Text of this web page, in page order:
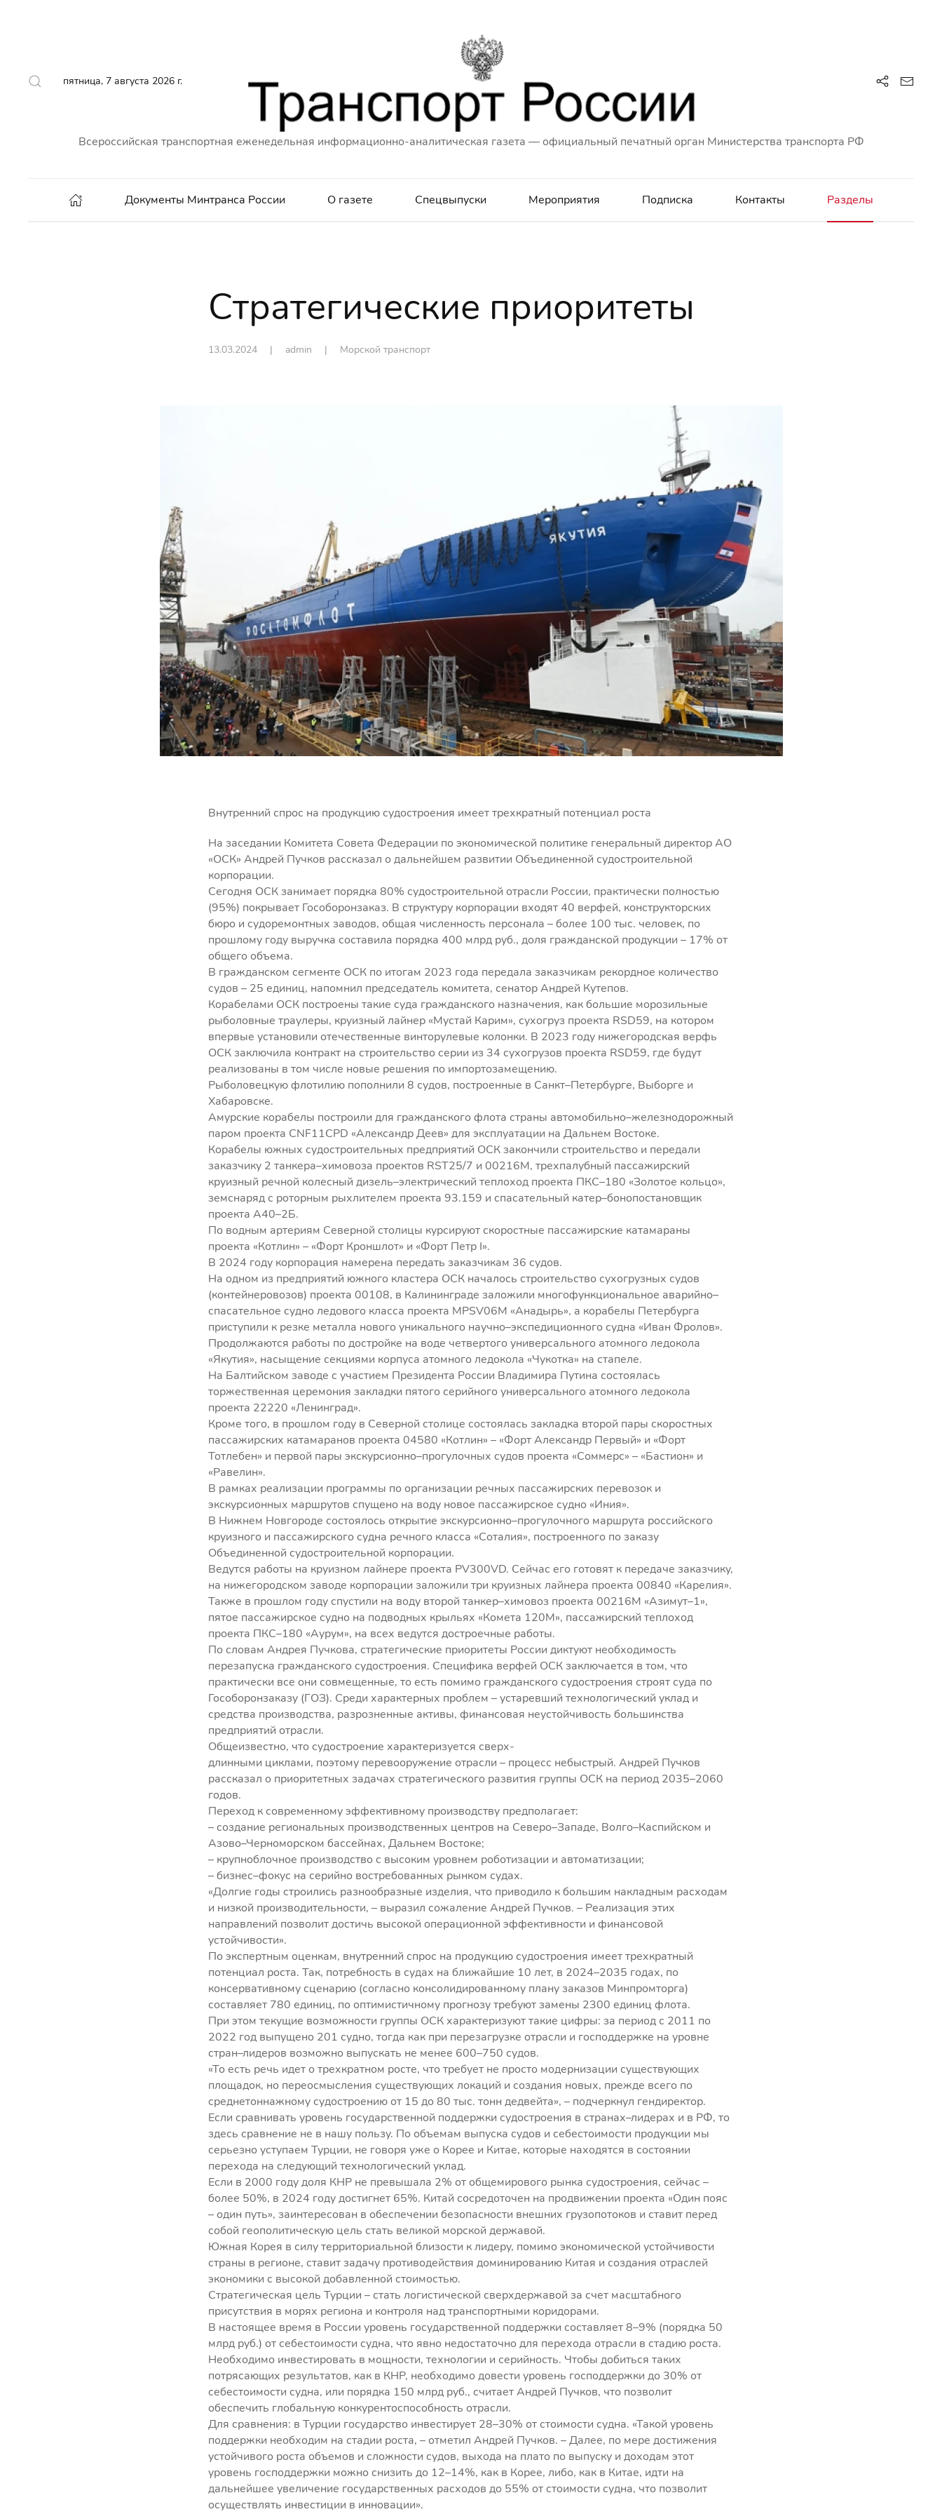
пятница, 7 августа 2026 г.
Всероссийская транспортная еженедельная информационно-аналитическая газета — официальный печатный орган Министерства транспорта РФ
Документы Минтранса России О газете Спецвыпуски Мероприятия Подписка Контакты Разделы
Стратегические приоритеты
13.03.2024 | admin | Морской транспорт
Внутренний спрос на продукцию судостроения имеет трехкратный потенциал роста
На заседании Комитета Совета Федерации по экономической политике генеральный директор АО
«ОСК» Андрей Пучков рассказал о дальнейшем развитии Объединенной судостроительной
корпорации.
Сегодня ОСК занимает порядка 80% судостроительной отрасли России, практически полностью
(95%) покрывает Гособоронзаказ. В структуру корпорации входят 40 верфей, конструкторских
бюро и судоремонтных заводов, общая численность персонала – более 100 тыс. человек, по
прошлому году выручка составила порядка 400 млрд руб., доля гражданской продукции – 17% от
общего объема.
В гражданском сегменте ОСК по итогам 2023 года передала заказчикам рекордное количество
судов – 25 единиц, напомнил председатель комитета, сенатор Андрей Кутепов.
Корабелами ОСК построены такие суда гражданского назначения, как большие морозильные
рыболовные траулеры, круизный лайнер «Мустай Карим», сухогруз проекта RSD59, на котором
впервые установили отечественные винторулевые колонки. В 2023 году нижегородская верфь
ОСК заключила контракт на строительство серии из 34 сухогрузов проекта RSD59, где будут
реализованы в том числе новые решения по импортозамещению.
Рыболовецкую флотилию пополнили 8 судов, построенные в Санкт–Петербурге, Выборге и
Хабаровске.
Амурские корабелы построили для гражданского флота страны автомобильно–железнодорожный
паром проекта CNF11CPD «Александр Деев» для эксплуатации на Дальнем Востоке.
Корабелы южных судостроительных предприятий ОСК закончили строительство и передали
заказчику 2 танкера–химовоза проектов RST25/7 и 00216М, трехпалубный пассажирский
круизный речной колесный дизель–электрический теплоход проекта ПКС–180 «Золотое кольцо»,
земснаряд с роторным рыхлителем проекта 93.159 и спасательный катер–бонопостановщик
проекта А40–2Б.
По водным артериям Северной столицы курсируют скоростные пассажирские катамараны
проекта «Котлин» – «Форт Кроншлот» и «Форт Петр I».
В 2024 году корпорация намерена передать заказчикам 36 судов.
На одном из предприятий южного кластера ОСК началось строительство сухогрузных судов
(контейнеровозов) проекта 00108, в Калининграде заложили многофункциональное аварийно–
спасательное судно ледового класса проекта MPSV06М «Анадырь», а корабелы Петербурга
приступили к резке металла нового уникального научно–экспедиционного судна «Иван Фролов».
Продолжаются работы по достройке на воде четвертого универсального атомного ледокола
«Якутия», насыщение секциями корпуса атомного ледокола «Чукотка» на стапеле.
На Балтийском заводе с участием Президента России Владимира Путина состоялась
торжественная церемония закладки пятого серийного универсального атомного ледокола
проекта 22220 «Ленинград».
Кроме того, в прошлом году в Северной столице состоялась закладка второй пары скоростных
пассажирских катамаранов проекта 04580 «Котлин» – «Форт Александр Первый» и «Форт
Тотлебен» и первой пары экскурсионно–прогулочных судов проекта «Соммерс» – «Бастион» и
«Равелин».
В рамках реализации программы по организации речных пассажирских перевозок и
экскурсионных маршрутов спущено на воду новое пассажирское судно «Иния».
В Нижнем Новгороде состоялось открытие экскурсионно–прогулочного маршрута российского
круизного и пассажирского судна речного класса «Соталия», построенного по заказу
Объединенной судостроительной корпорации.
Ведутся работы на круизном лайнере проекта PV300VD. Сейчас его готовят к передаче заказчику,
на нижегородском заводе корпорации заложили три круизных лайнера проекта 00840 «Карелия».
Также в прошлом году спустили на воду второй танкер–химовоз проекта 00216М «Азимут–1»,
пятое пассажирское судно на подводных крыльях «Комета 120М», пассажирский теплоход
проекта ПКС–180 «Аурум», на всех ведутся достроечные работы.
По словам Андрея Пучкова, стратегические приоритеты России диктуют необходимость
перезапуска гражданского судостроения. Специфика верфей ОСК заключается в том, что
практически все они совмещенные, то есть помимо гражданского судостроения строят суда по
Гособоронзаказу (ГОЗ). Среди характерных проблем – устаревший технологический уклад и
средства производства, разрозненные активы, финансовая неустойчивость большинства
предприятий отрасли.
Общеизвестно, что судостроение характеризуется сверх-
длинными циклами, поэтому перевооружение отрасли – процесс небыстрый. Андрей Пучков
рассказал о приоритетных задачах стратегического развития группы ОСК на период 2035–2060
годов.
Переход к современному эффективному производству предполагает:
– создание региональных производственных центров на Северо–Западе, Волго–Каспийском и
Азово–Черноморском бассейнах, Дальнем Востоке;
– крупноблочное производство с высоким уровнем роботизации и автоматизации;
– бизнес–фокус на серийно востребованных рынком судах.
«Долгие годы строились разнообразные изделия, что приводило к большим накладным расходам
и низкой производительности, – выразил сожаление Андрей Пучков. – Реализация этих
направлений позволит достичь высокой операционной эффективности и финансовой
устойчивости».
По экспертным оценкам, внутренний спрос на продукцию судостроения имеет трехкратный
потенциал роста. Так, потребность в судах на ближайшие 10 лет, в 2024–2035 годах, по
консервативному сценарию (согласно консолидированному плану заказов Минпромторга)
составляет 780 единиц, по оптимистичному прогнозу требуют замены 2300 единиц флота.
При этом текущие возможности группы ОСК характеризуют такие цифры: за период с 2011 по
2022 год выпущено 201 судно, тогда как при перезагрузке отрасли и господдержке на уровне
стран–лидеров возможно выпускать не менее 600–750 судов.
«То есть речь идет о трехкратном росте, что требует не просто модернизации существующих
площадок, но переосмысления существующих локаций и создания новых, прежде всего по
среднетоннажному судостроению от 15 до 80 тыс. тонн дедвейта», – подчеркнул гендиректор.
Если сравнивать уровень государственной поддержки судостроения в странах–лидерах и в РФ, то
здесь сравнение не в нашу пользу. По объемам выпуска судов и себестоимости продукции мы
серьезно уступаем Турции, не говоря уже о Корее и Китае, которые находятся в состоянии
перехода на следующий технологический уклад.
Если в 2000 году доля КНР не превышала 2% от общемирового рынка судостроения, сейчас –
более 50%, в 2024 году достигнет 65%. Китай сосредоточен на продвижении проекта «Один пояс
– один путь», заинтересован в обеспечении безопасности внешних грузопотоков и ставит перед
собой геополитическую цель стать великой морской державой.
Южная Корея в силу территориальной близости к лидеру, помимо экономической устойчивости
страны в регионе, ставит задачу противодействия доминированию Китая и создания отраслей
экономики с высокой добавленной стоимостью.
Стратегическая цель Турции – стать логистической сверхдержавой за счет масштабного
присутствия в морях региона и контроля над транспортными коридорами.
В настоящее время в России уровень государственной поддержки составляет 8–9% (порядка 50
млрд руб.) от себестоимости судна, что явно недостаточно для перехода отрасли в стадию роста.
Необходимо инвестировать в мощности, технологии и серийность. Чтобы добиться таких
потрясающих результатов, как в КНР, необходимо довести уровень господдержки до 30% от
себестоимости судна, или порядка 150 млрд руб., считает Андрей Пучков, что позволит
обеспечить глобальную конкурентоспособность отрасли.
Для сравнения: в Турции государство инвестирует 28–30% от стоимости судна. «Такой уровень
поддержки необходим на стадии роста, – отметил Андрей Пучков. – Далее, по мере достижения
устойчивого роста объемов и сложности судов, выхода на плато по выпуску и доходам этот
уровень господдержки можно снизить до 12–14%, как в Корее, либо, как в Китае, идти на
дальнейшее увеличение государственных расходов до 55% от стоимости судна, что позволит
осуществлять инвестиции в инновации».